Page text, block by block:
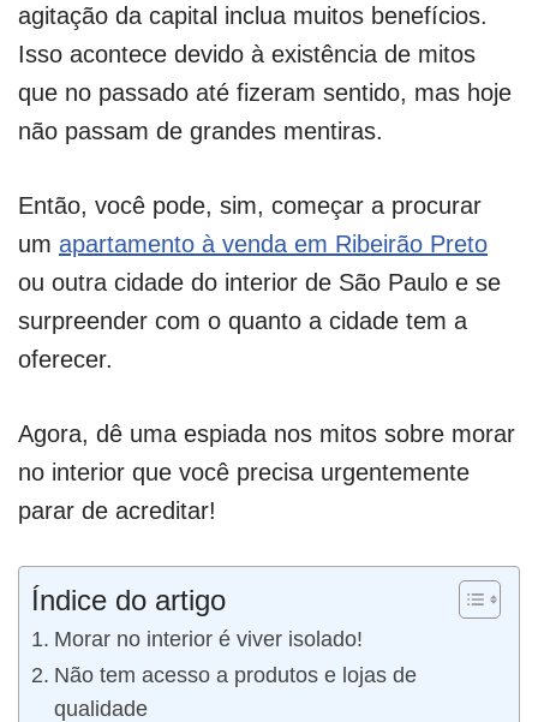
agitação da capital inclua muitos benefícios.
Isso acontece devido à existência de mitos
que no passado até fizeram sentido, mas hoje
não passam de grandes mentiras.
Então, você pode, sim, começar a procurar
um apartamento à venda em Ribeirão Preto
ou outra cidade do interior de São Paulo e se
surpreender com o quanto a cidade tem a
oferecer.
Agora, dê uma espiada nos mitos sobre morar
no interior que você precisa urgentemente
parar de acreditar!
Índice do artigo
Morar no interior é viver isolado!
Não tem acesso a produtos e lojas de
qualidade